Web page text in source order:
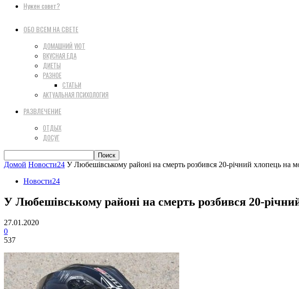
Нужен совет?
ОБО ВСЕМ НА СВЕТЕ
ДОМАШНИЙ УЮТ
ВКУСНАЯ ЕДА
ДИЕТЫ
РАЗНОЕ
СТАТЬИ
АКТУАЛЬНАЯ ПСИХОЛОГИЯ
РАЗВЛЕЧЕНИЕ
ОТДЫХ
ДОСУГ
Домой Новости24 У Любешівському районі на смерть розбився 20-річний хлопець на
Новости24
У Любешівському районі на смерть розбився 20-
27.01.2020
0
537